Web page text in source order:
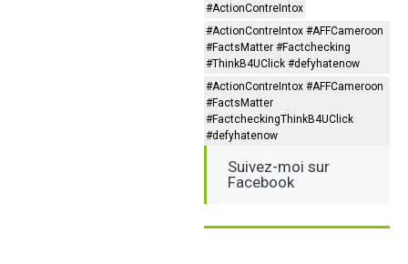
#ActionContreIntox
#ActionContreIntox #AFFCameroon
#FactsMatter #Factchecking
#ThinkB4UClick #defyhatenow
#ActionContreIntox #AFFCameroon
#FactsMatter
#FactcheckingThinkB4UClick
#defyhatenow
Suivez-moi sur
Facebook